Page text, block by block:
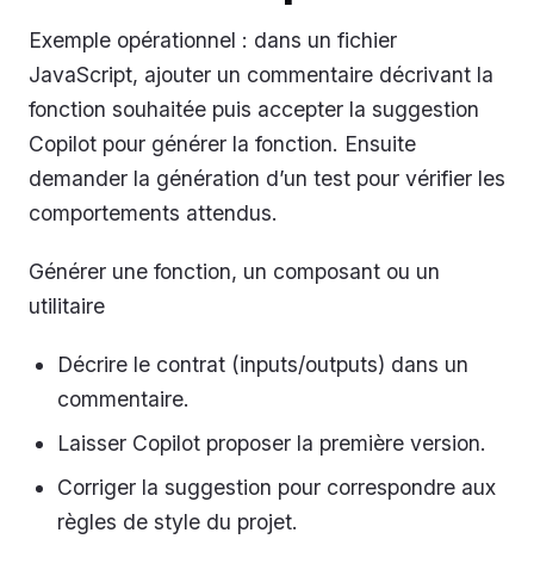
Exemple opérationnel : dans un fichier
JavaScript, ajouter un commentaire décrivant la
fonction souhaitée puis accepter la suggestion
Copilot pour générer la fonction. Ensuite
demander la génération d’un test pour vérifier les
comportements attendus.
Générer une fonction, un composant ou un
utilitaire
Décrire le contrat (inputs/outputs) dans un
commentaire.
Laisser Copilot proposer la première version.
Corriger la suggestion pour correspondre aux
règles de style du projet.